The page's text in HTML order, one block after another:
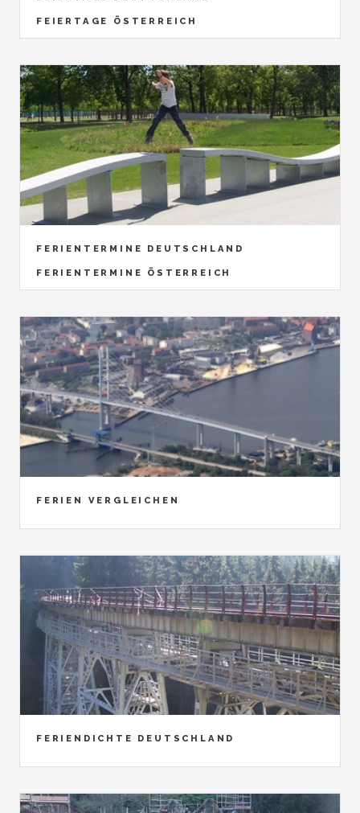
FEIERTAGE ÖSTERREICH
FERIENTERMINE DEUTSCHLAND
FERIENTERMINE ÖSTERREICH
FERIEN VERGLEICHEN
FERIENDICHTE DEUTSCHLAND